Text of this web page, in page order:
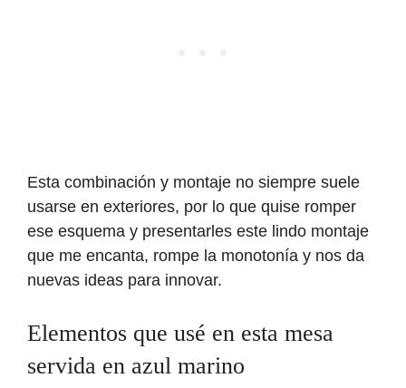
Esta combinación y montaje no siempre suele
usarse en exteriores, por lo que quise romper
ese esquema y presentarles este lindo montaje
que me encanta, rompe la monotonía y nos da
nuevas ideas para innovar.
Elementos que usé en esta mesa
servida en azul marino